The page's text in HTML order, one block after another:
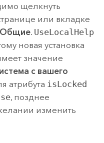
щелкнуть
или вкладке
Общие. UseLocalHelp
новая установка
значение
с вашего
атрибута isLocked
, позднее
изменить